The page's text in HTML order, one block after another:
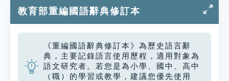
教育部重編國語辭典修訂本
《重編國語辭典修訂本》為歷史語言辭
典，主要記錄語言使用歷程，適用對象為
語文研究者。若您是為小學、國中、高中
（職）的學習或教學，建議您優先使用